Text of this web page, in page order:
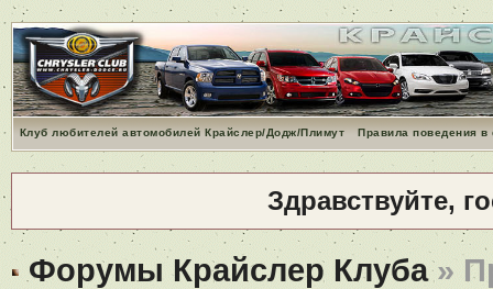
Клуб любителей автомобилей Крайслер/Додж/Плимут Правила поведения
Здравствуйте,
Форумы Крайслер Клуба»